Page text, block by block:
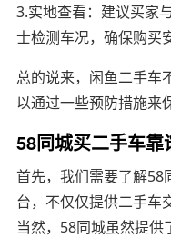
3.实地查看：建议买家
士检测车况，确保购买
总的说来，闲鱼二手车
以通过一些预防措施来
58同城买二手车靠
首先，我们需要了解58
台，不仅仅提供二手车
当然，58同城虽然提